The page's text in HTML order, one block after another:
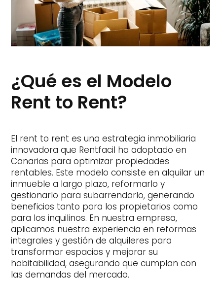
¿Qué es el Modelo
Rent to Rent?
El rent to rent es una estrategia inmobiliaria
innovadora que Rentfacil ha adoptado en
Canarias para optimizar propiedades
rentables. Este modelo consiste en alquilar un
inmueble a largo plazo, reformarlo y
gestionarlo para subarrendarlo, generando
beneficios tanto para los propietarios como
para los inquilinos. En nuestra empresa,
aplicamos nuestra experiencia en reformas
integrales y gestión de alquileres para
transformar espacios y mejorar su
habitabilidad, asegurando que cumplan con
las demandas del mercado.